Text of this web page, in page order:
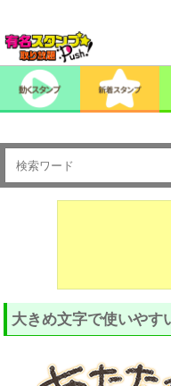
大きめ文字で使いやす